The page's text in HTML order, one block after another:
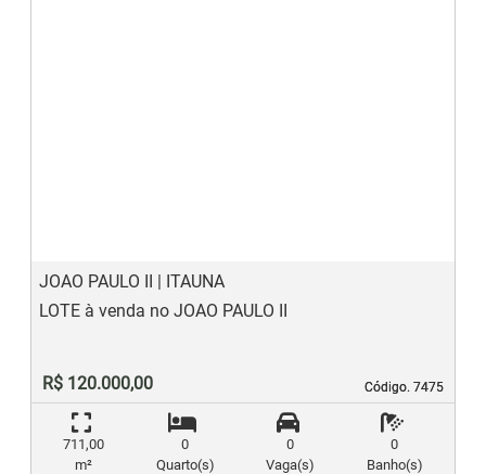
JOAO PAULO II | ITAUNA
Código. 7475
Código. 7475
LOTE à venda no JOAO PAULO II
R$ 120.000,00
711,00
m²
0
Quarto(s)
0
Vaga(s)
0
Banho(s)